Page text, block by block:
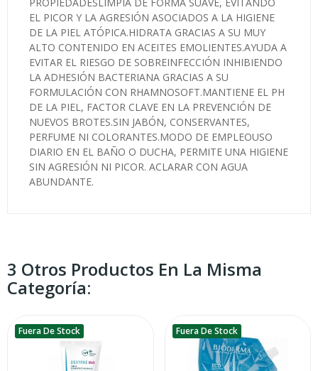
EL PICOR Y LA AGRESIÓN ASOCIADOS A LA HIGIENE
DE LA PIEL ATÓPICA.HIDRATA GRACIAS A SU MUY
ALTO CONTENIDO EN ACEITES EMOLIENTES.AYUDA A
EVITAR EL RIESGO DE SOBREINFECCIÓN INHIBIENDO
LA ADHESIÓN BACTERIANA GRACIAS A SU
FORMULACIÓN CON RHAMNOSOFT.MANTIENE EL PH
DE LA PIEL, FACTOR CLAVE EN LA PREVENCIÓN DE
NUEVOS BROTES.SIN JABÓN, CONSERVANTES,
PERFUME NI COLORANTES.MODO DE EMPLEOUSO
DIARIO EN EL BAÑO O DUCHA, PERMITE UNA HIGIENE
SIN AGRESIÓN NI PICOR. ACLARAR CON AGUA
ABUNDANTE.
3 Otros Productos En La Misma
Categoría:
Fuera De Stock Fuera De Stock